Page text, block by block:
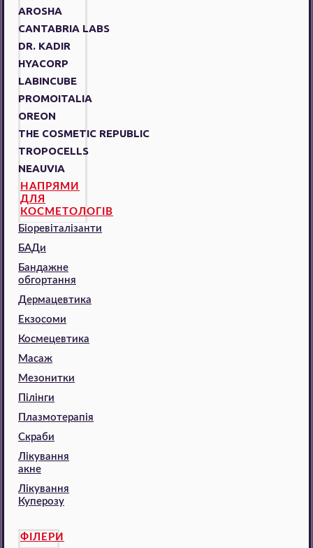
AROSHA
CANTABRIA LABS
DR. KADIR
HYACORP
LABINCUBE
PROMOITALIA
OREON
THE COSMETIC REPUBLIC
TROPOCELLS
NEAUVIA
НАПРЯМИ
ДЛЯ
КОСМЕТОЛОГІВ
Біоревіталізанти
БАДи
Бандажне
обгортання
Дермацевтика
Екзосоми
Космецевтика
Масаж
Мезонитки
Пілінги
Плазмотерапія
Скраби
Лікування
акне
Лікування
Куперозу
ФІЛЕРИ